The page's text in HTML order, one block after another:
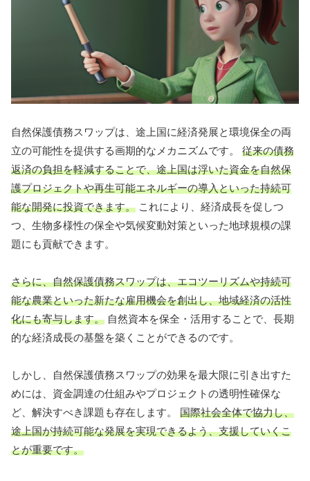
自然保護債務スワップは、途上国に経済発展と環境保全の両
立の可能性を提供する画期的なメカニズムです。 従来の債務
返済の負担を軽減することで、途上国は浮いた資金を自然保
護プロジェクトや再生可能エネルギーの導入といった持続可
能な開発に投資できます。 これにより、経済成長を促しつ
つ、生物多様性の保全や気候変動対策といった地球規模の課
題にも貢献できます。
さらに、自然保護債務スワップは、エコツーリズムや持続可
能な農業といった新たな雇用機会を創出し、地域経済の活性
化にも寄与します。 自然資本を保全・活用することで、長期
的な経済成長の基盤を築くことができるのです。
しかし、自然保護債務スワップの効果を最大限に引き出すた
めには、資金調達の仕組みやプロジェクトの透明性確保な
ど、解決すべき課題も存在します。 国際社会全体で協力し、
途上国が持続可能な発展を実現できるよう、支援していくこ
とが重要です。